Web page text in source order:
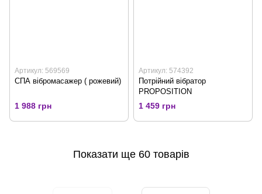
Артикул: 569569
СПА вібромасажер ( рожевий)
1 988 грн
Артикул: 574392
Потрійний вібратор
PROPOSITION
1 459 грн
Показати ще 60 товарів